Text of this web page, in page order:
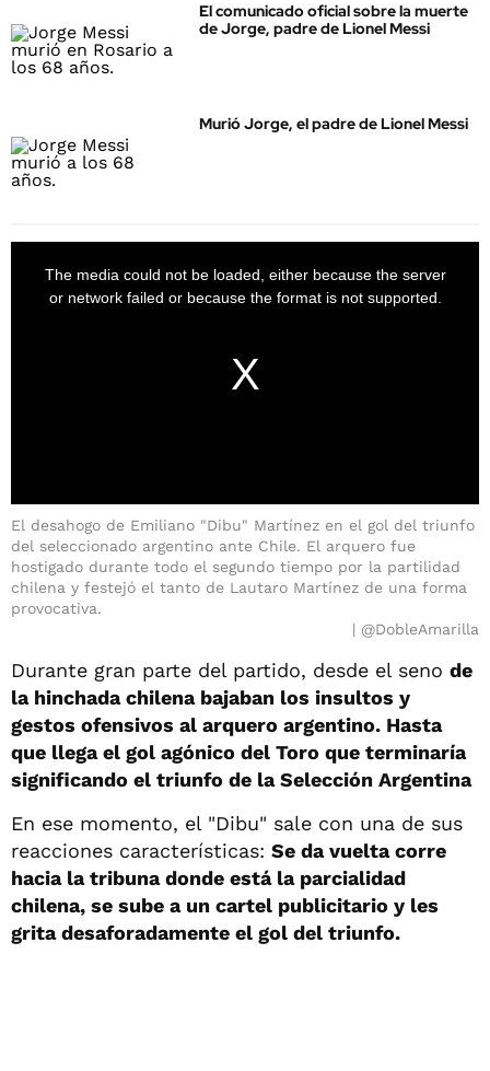
El comunicado oficial sobre la muerte
de Jorge, padre de Lionel Messi
Murió Jorge, el padre de Lionel Messi
El desahogo de Emiliano "Dibu" Martínez en el gol del triunfo
del seleccionado argentino ante Chile. El arquero fue
hostigado durante todo el segundo tiempo por la partilidad
chilena y festejó el tanto de Lautaro Martínez de una forma
provocativa.
@DobleAmarilla
Durante gran parte del partido, desde el seno de
la hinchada chilena bajaban los insultos y
gestos ofensivos al arquero argentino. Hasta
que llega el gol agónico del Toro que terminaría
significando el triunfo de la Selección Argentina
En ese momento, el "Dibu" sale con una de sus
reacciones características: Se da vuelta corre
hacia la tribuna donde está la parcialidad
chilena, se sube a un cartel publicitario y les
grita desaforadamente el gol del triunfo.